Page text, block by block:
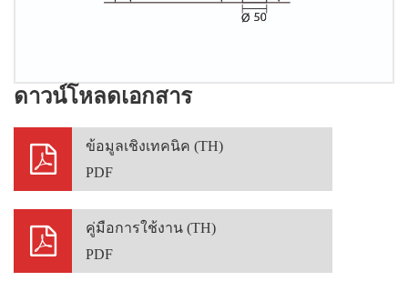
ดาวน์โหลดเอกสาร
ข้อมูลเชิงเทคนิค (TH)
PDF
คู่มือการใช้งาน (TH)
PDF